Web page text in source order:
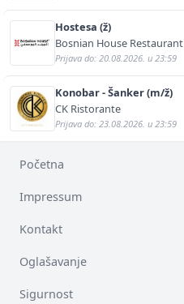
Hostesa (ž)
Bosnian House Restaurant
Prijava do: 20.08.2026. u 23:59
Konobar - Šanker (m/ž)
CK Ristorante
Prijava do: 23.08.2026. u 23:59
Početna
Impressum
Kontakt
Oglašavanje
Sigurnost